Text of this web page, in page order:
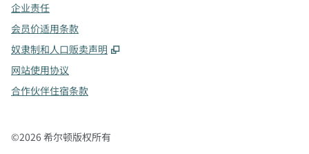
企业责任
会员价适用条款
奴隶制和人口贩卖声明
,
网站使用协议
合作伙伴住宿条款
©2026 希尔顿版权所有